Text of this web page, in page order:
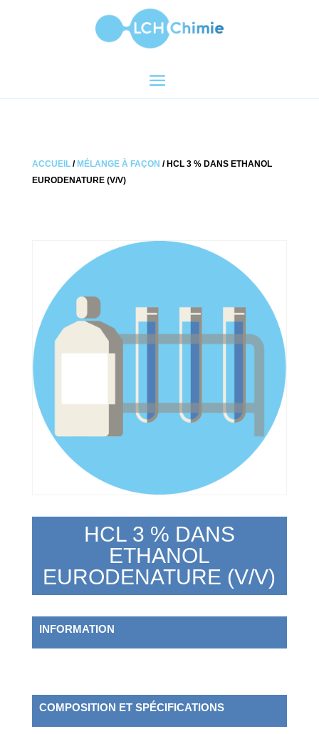
ACCUEIL/ MÉLANGE À FAÇON / HCL 3 % DANS ETHANOL
EURODENATURE (V/V)
HCL 3 % DANS
ETHANOL
EURODENATURE (V/V)
INFORMATION
COMPOSITION ET SPÉCIFICATIONS